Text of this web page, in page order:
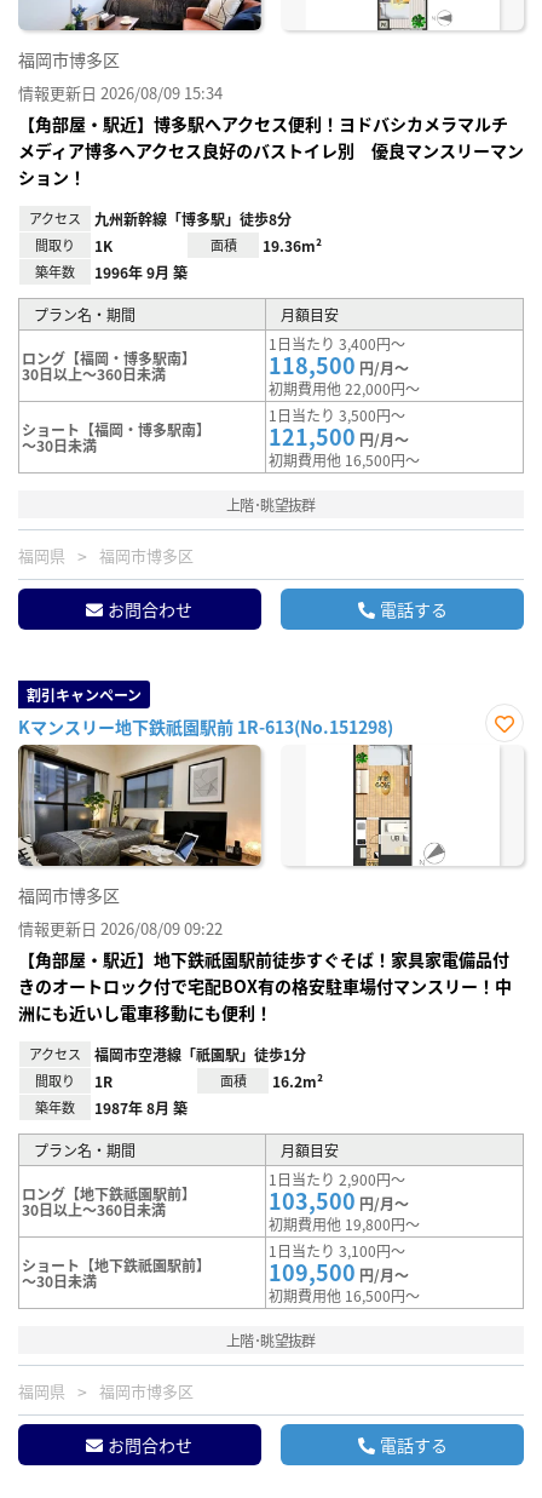
福岡市博多区
情報更新日 2026/08/09 15:34
【角部屋・駅近】博多駅へアクセス便利！ヨドバシカメラマルチ
メディア博多へアクセス良好のバストイレ別 優良マンスリーマン
ション！
アクセス 九州新幹線「博多駅」徒歩8分
間取り 1K 面積 19.36m²
築年数 1996年 9月 築
プラン名・期間 月額目安
ロング【福岡・博多駅南】
30日以上～360日未満
1日当たり 3,400円～
118,500 円/月～
初期費用他 22,000円～
ショート【福岡・博多駅南】
～30日未満
1日当たり 3,500円～
121,500 円/月～
初期費用他 16,500円～
上階･眺望抜群
福岡県 福岡市博多区
お問合わせ 電話する
割引キャンペーン
Kマンスリー地下鉄祇園駅前 1R-613(No.151298)
お気
福岡市博多区
情報更新日 2026/08/09 09:22
【角部屋・駅近】地下鉄祇園駅前徒歩すぐそば！家具家電備品付
きのオートロック付で宅配BOX有の格安駐車場付マンスリー！中
洲にも近いし電車移動にも便利！
アクセス 福岡市空港線「祇園駅」徒歩1分
間取り 1R 面積 16.2m²
築年数 1987年 8月 築
プラン名・期間 月額目安
ロング【地下鉄祗園駅前】
30日以上～360日未満
1日当たり 2,900円～
103,500 円/月～
初期費用他 19,800円～
ショート【地下鉄祇園駅前】
～30日未満
1日当たり 3,100円～
109,500 円/月～
初期費用他 16,500円～
上階･眺望抜群
福岡県 福岡市博多区
お問合わせ 電話する